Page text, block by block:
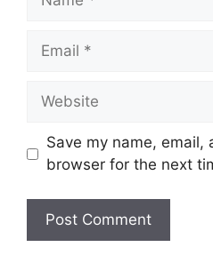
Email
Website
Save my name, email,
browser for the next